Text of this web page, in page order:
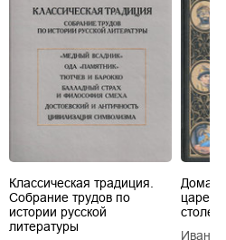
Классическая традиция.
Собрание трудов по
истории русской
литературы
царей
Иван